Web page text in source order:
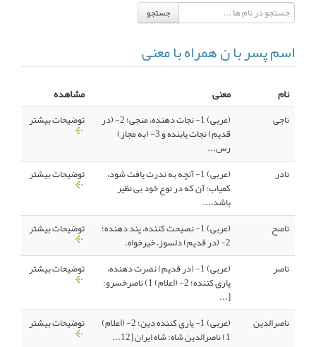
فهرست مواد غذایی اپلیکیشن بارداری و کودک اوما
تماس با ما
جستجو
اسم پسر با ن همراه با معنی
نام معنی مشاهده
ناجی (عربی) 1- نجات دهنده، منجی؛ 2- (در
قدیم) نجات یابنده و 3- (به مجاز)
رس...
توضیحات بیشتر
نادر (عربی) 1- آنچه به ندرت یافت شود،
کمیاب؛ آن که در نوع خود بی نظیر
باشد،...
توضیحات بیشتر
ناصح (عربی) 1- نصیحت کننده، پند دهنده؛
2- (در قدیم) دلسوز، خیرخواه.
توضیحات بیشتر
ناصر (عربی) 1- (در قدیم) نصرت دهنده،
یاری کننده؛ 2- (اَعلام) 1) ناصرخسرو:
[...
توضیحات بیشتر
ناصرالدین (عربی) 1- یاری کننده‌ دین؛ 2- (اَعلام)
1) ناصرالدین شاه: شاه ایران [12...
توضیحات بیشتر